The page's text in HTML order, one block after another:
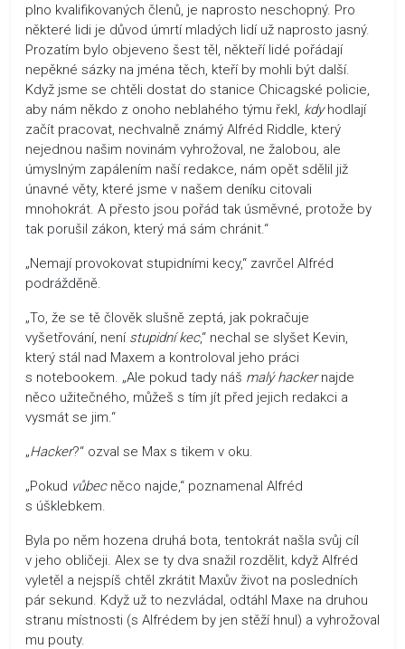
plno kvalifikovaných členů, je naprosto neschopný. Pro
některé lidi je důvod úmrtí mladých lidí už naprosto jasný.
Prozatím bylo objeveno šest těl, někteří lidé pořádají
nepěkné sázky na jména těch, kteří by mohli být další.
Když jsme se chtěli dostat do stanice Chicagské policie,
aby nám někdo z onoho neblahého týmu řekl, kdyhodlají
začít pracovat, nechvalně známý Alfréd Riddle, který
nejednou našim novinám vyhrožoval, ne žalobou, ale
úmyslným zapálením naší redakce, nám opět sdělil již
únavné věty, které jsme v našem deníku citovali
mnohokrát. A přesto jsou pořád tak úsměvné, protože by
tak porušil zákon, který má sám chránit.“
„Nemají provokovat stupidními kecy,“ zavrčel Alfréd
podrážděně.
„To, že se tě člověk slušně zeptá, jak pokračuje
vyšetřování, není stupidní kec,“ nechal se slyšet Kevin,
který stál nad Maxem a kontroloval jeho práci
s notebookem. „Ale pokud tady náš malý hackernajde
něco užitečného, můžeš s tím jít před jejich redakci a
vysmát se jim.“
„Hacker?“ ozval se Max s tikem v oku.
„Pokud vůbec něco najde,“ poznamenal Alfréd
s úšklebkem.
Byla po něm hozena druhá bota, tentokrát našla svůj cíl
v jeho obličeji. Alex se ty dva snažil rozdělit, když Alfréd
vyletěl a nejspíš chtěl zkrátit Maxův život na posledních
pár sekund. Když už to nezvládal, odtáhl Maxe na druhou
stranu místnosti (s Alfrédem by jen stěží hnul) a vyhrožoval
mu pouty.